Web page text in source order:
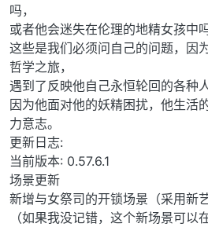
吗，
或者他会迷失在伦理的地精女孩中吗
这些是我们必须问自己的问题，因
哲学之旅，
遇到了反映他自己永恒轮回的各种人
因为他面对他的妖精困扰，他生活
力意志。
更新日志:
当前版本: 0.57.6.1
场景更新
新增与女祭司的开锁场景（采用新
（如果我没记错，这个新场景可